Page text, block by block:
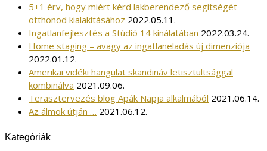
5+1 érv, hogy miért kérd lakberendező segítségét
otthonod kialakításához 2022.05.11.
Ingatlanfejlesztés a Stúdió 14 kínálatában 2022.03.24.
Home staging – avagy az ingatlaneladás új dimenziója
2022.01.12.
Amerikai vidéki hangulat skandináv letisztultsággal
kombinálva 2021.09.06.
Terasztervezés blog Apák Napja alkalmából 2021.06.14.
Az álmok útján … 2021.06.12.
Kategóriák